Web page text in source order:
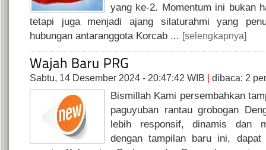
yang ke-2. Momentum ini bukan
tetapi juga menjadi ajang silaturahmi yang
hubungan antaranggota Korcab ... [selengkapnya]
Sabtu, 14 Desember 2024 - 20:47:42 WIB dibaca: 2
Bismillah Kami persembahkan
paguyuban rantau grobogan
lebih responsif, dinamis dan
dengan tampilan baru ini,